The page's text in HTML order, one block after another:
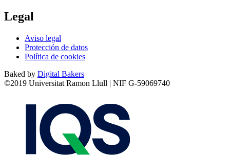
Legal
Aviso legal
Protección de datos
Política de cookies
Baked by Digital Bakers
©2019 Universitat Ramon Llull | NIF G-59069740